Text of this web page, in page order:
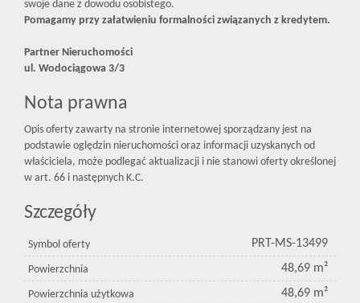
swoje dane z dowodu osobistego.
Pomagamy przy załatwieniu formalności związanych z kredytem.
Partner Nieruchomości
ul. Wodociągowa 3/3
Nota prawna
Opis oferty zawarty na stronie internetowej sporządzany jest na
podstawie oględzin nieruchomości oraz informacji uzyskanych od
właściciela, może podlegać aktualizacji i nie stanowi oferty określonej
w art. 66 i następnych K.C.
Szczegóły
Symbol oferty PRT-MS-13499
Powierzchnia 48,69 m²
Powierzchnia użytkowa 48,69 m²